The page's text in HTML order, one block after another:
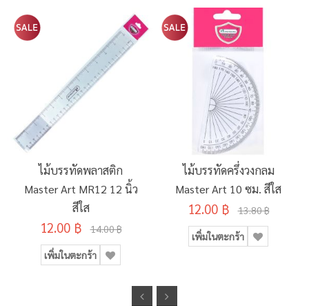
ไม้บรรทัดพลาสติก
Master Art MR12 12 นิ้ว
สีใส
12.00 ฿ 14.00 ฿
เพิ่มในตะกร้า
ไม้บรรทัดครึ่งวงกลม
Master Art 10 ซม. สีใส
12.00 ฿ 13.80 ฿
เพิ่มในตะกร้า